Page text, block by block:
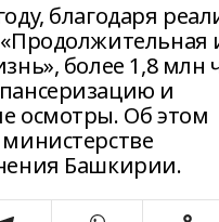
благодаря
более 1,8 млн
и
осмотры. Об этом
Башкирии.